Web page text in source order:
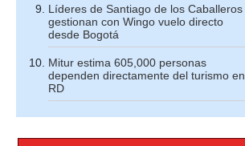
Líderes de Santiago de los Caballeros
gestionan con Wingo vuelo directo
desde Bogotá
Mitur estima 605,000 personas
dependen directamente del turismo en
RD